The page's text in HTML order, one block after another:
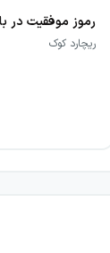
ریچارد کوک